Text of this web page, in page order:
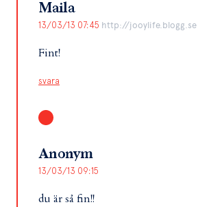
Maila
13/03/13 07:45 http://jooylife.blogg.se
Fint!
svara
Anonym
13/03/13 09:15
du är så fin!!